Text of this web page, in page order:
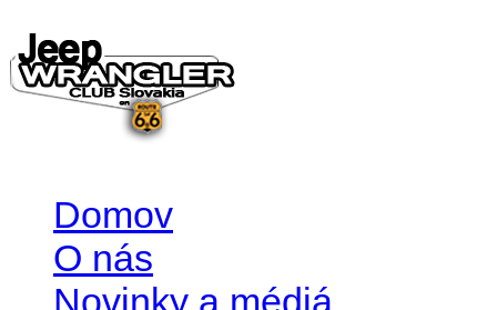
Domov
O nás
Novinky a médiá